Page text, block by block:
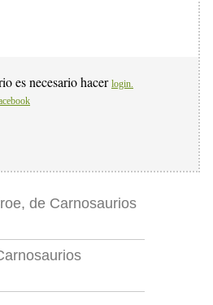
es necesario hacer login.
de Carnosaurios